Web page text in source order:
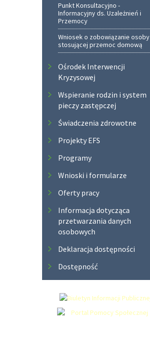
Punkt Konsultacyjno -
Informacyjny ds. Uzależnień i
Przemocy
Wniosek o zobowiązanie osoby
stosującej przemoc domową
Ośrodek Interwencji
Kryzysowej
Wspieranie rodzin i system
pieczy zastępczej
Świadczenia zdrowotne
Projekty EFS
Programy
Wnioski i formularze
Oferty pracy
Informacja dotycząca
przetwarzania danych
osobowych
Deklaracja dostępności
Dostępność